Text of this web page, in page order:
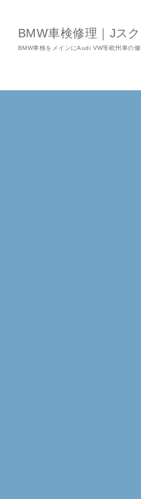
BMW車検修理｜Jス
BMW車検をメインにAudi VW等欧州車の